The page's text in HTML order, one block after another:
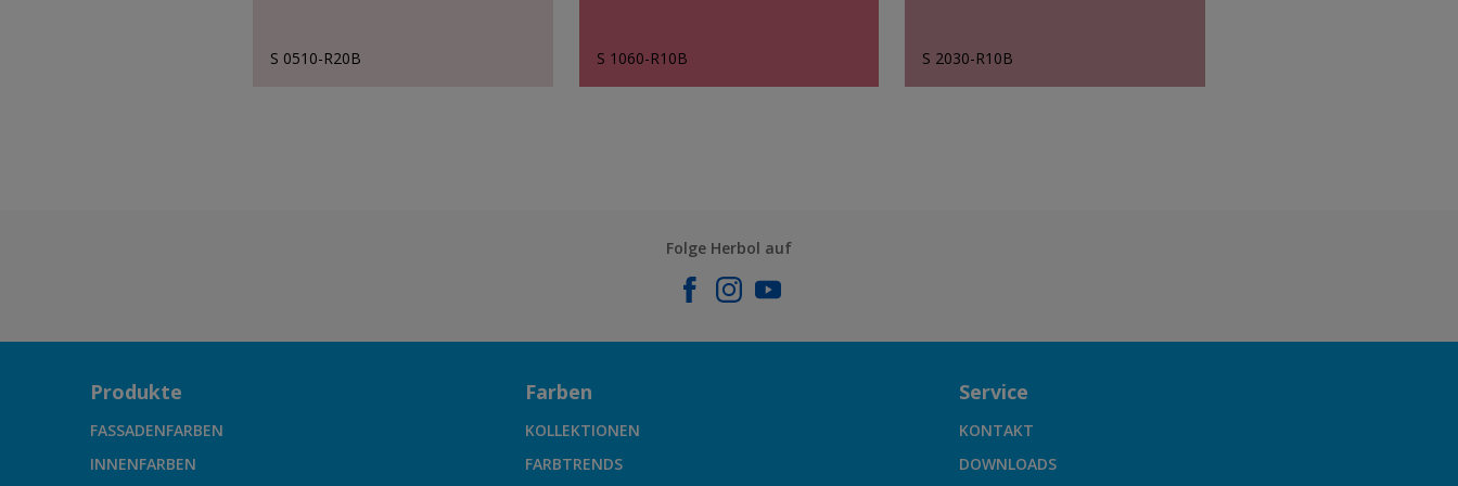
S 0510-R20B S 1060-R10B S 2030-R10B
Folge Herbol auf
Produkte
FASSADENFARBEN
INNENFARBEN
Farben
KOLLEKTIONEN
FARBTRENDS
Service
KONTAKT
DOWNLOADS